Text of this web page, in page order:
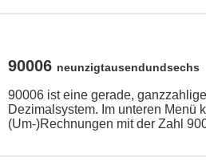
90006 neunzigtausendundsechs
90006 ist eine gerade,
Dezimalsystem. Im unteren Menü
(Um-)Rechnungen mit der Zahl